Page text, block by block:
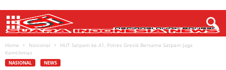
Home Nasional
HUT Satpam ke 41, Polres Gresik Bersama Satpam Jaga
Kamtibmas
NASIONAL NEWS